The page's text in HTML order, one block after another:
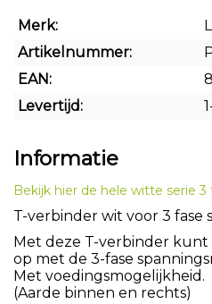
Merk:
Artikelnummer:
EAN:
Levertijd:
Informatie
Bekijk hier de hele witte serie 3
T-verbinder wit voor 3 fase
Met deze T-verbinder
op met de 3-fase
Met voedingsmogelijkheid.
(Aarde binnen en rechts)